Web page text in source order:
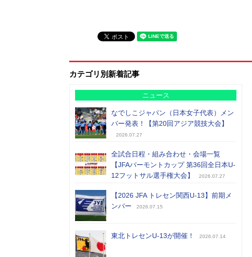
カテゴリ別新着記事
ニュース
なでしこジャパン（日本女子代表）メン
バー発表！【第20回アジア競技大会】
2026.07.27
全試合日程・組み合わせ・会場一覧
【JFAバーモントカップ 第36回全日本U-
12フットサル選手権大会】
2026.07.27
【2026 JFA トレセン関西U-13】前期メ
ンバー
2026.07.15
東北トレセンU-13が開催！ 2026.07.14